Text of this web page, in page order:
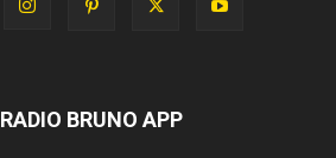
RADIO BRUNO APP